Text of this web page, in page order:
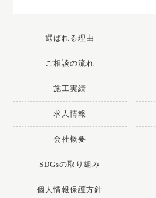
選ばれる理由
ご相談の流れ
施工実績
求人情報
会社概要
SDGsの取り組み
個人情報保護方針